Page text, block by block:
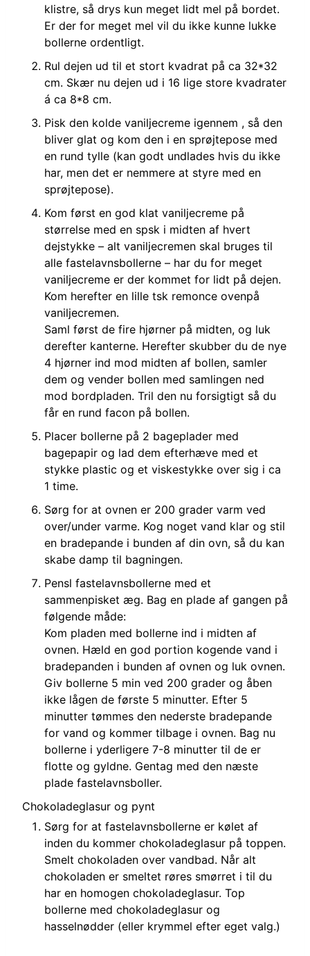
klistre, så drys kun meget lidt mel på bordet.
Er der for meget mel vil du ikke kunne lukke
bollerne ordentligt.
Rul dejen ud til et stort kvadrat på ca 32*32
cm. Skær nu dejen ud i 16 lige store kvadrater
á ca 8*8 cm.
Pisk den kolde vaniljecreme igennem , så den
bliver glat og kom den i en sprøjtepose med
en rund tylle (kan godt undlades hvis du ikke
har, men det er nemmere at styre med en
sprøjtepose).
Kom først en god klat vaniljecreme på
størrelse med en spsk i midten af hvert
dejstykke – alt vaniljecremen skal bruges til
alle fastelavnsbollerne – har du for meget
vaniljecreme er der kommet for lidt på dejen.
Kom herefter en lille tsk remonce ovenpå
vaniljecremen.
Saml først de fire hjørner på midten, og luk
derefter kanterne. Herefter skubber du de nye
4 hjørner ind mod midten af bollen, samler
dem og vender bollen med samlingen ned
mod bordpladen. Tril den nu forsigtigt så du
får en rund facon på bollen.
Placer bollerne på 2 bageplader med
bagepapir og lad dem efterhæve med et
stykke plastic og et viskestykke over sig i ca
1 time.
Sørg for at ovnen er 200 grader varm ved
over/under varme. Kog noget vand klar og stil
en bradepande i bunden af din ovn, så du kan
skabe damp til bagningen.
Pensl fastelavnsbollerne med et
sammenpisket æg. Bag en plade af gangen på
følgende måde:
Kom pladen med bollerne ind i midten af
ovnen. Hæld en god portion kogende vand i
bradepanden i bunden af ovnen og luk ovnen.
Giv bollerne 5 min ved 200 grader og åben
ikke lågen de første 5 minutter. Efter 5
minutter tømmes den nederste bradepande
for vand og kommer tilbage i ovnen. Bag nu
bollerne i yderligere 7-8 minutter til de er
flotte og gyldne. Gentag med den næste
plade fastelavnsboller.
Chokoladeglasur og pynt
Sørg for at fastelavnsbollerne er kølet af
inden du kommer chokoladeglasur på toppen.
Smelt chokoladen over vandbad. Når alt
chokoladen er smeltet røres smørret i til du
har en homogen chokoladeglasur. Top
bollerne med chokoladeglasur og
hasselnødder (eller krymmel efter eget valg.)